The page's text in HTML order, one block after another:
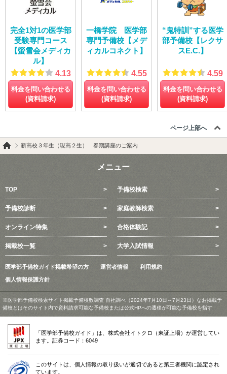
完全1対1の医学部
受験専門コース
【螢雪会メディカ
ル】
4.13
料金を問い合わせる
(資料請求)
一橋学院 医学部
専門予備校【メデ
ィカルコネクト】
4.55
料金を問い合わせる
(資料請求)
“鬼特訓”する医学
部予備校【レクサ
スE.C.】
4.59
料金を問い合わせる
(資料請求)
ページ上部へ
新高校３年生（現高２生） 春期講座のご案内
メニュー
TOP 予備校検索
予備校診断 家庭教師検索
オンライン特集 合格体験記
掲載校一覧 大学入試情報
医学部予備校ガイド掲載希望の方 運営者情報 利用規約
個人情報保護方針
※医学部予備校検索サイト掲載予備校数調査 自社調べ（2024年7月10日～7月23日）なお掲載予
備校とはそのサイト内で資料請求可能な予備校または公式HPへの遷移が可能な予備校を指す
「医学部予備校ガイド」は、株式会社イトクロ（東証上場）が運営してい
ます。証券コード：6049
このサイトは、個人情報の取り扱いが適切であると第三者機関に認定され
ています。